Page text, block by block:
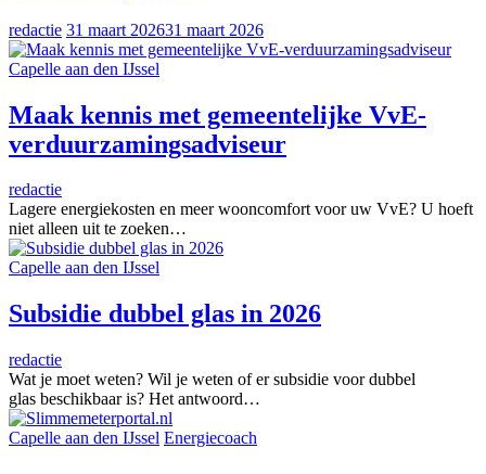
redactie 31 maart 202631 maart 2026
Capelle aan den IJssel
Maak kennis met gemeentelijke VvE-
verduurzamingsadviseur
redactie
Lagere energiekosten en meer wooncomfort voor uw VvE? U hoeft
niet alleen uit te zoeken…
Capelle aan den IJssel
Subsidie dubbel glas in 2026
redactie
Wat je moet weten? Wil je weten of er subsidie voor dubbel
glas beschikbaar is? Het antwoord…
Capelle aan den IJssel Energiecoach